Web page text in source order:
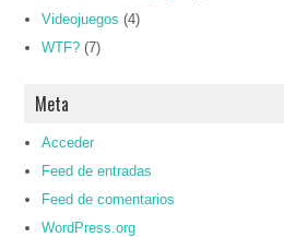
Videojuegos (4)
WTF? (7)
Meta
Acceder
Feed de entradas
Feed de comentarios
WordPress.org